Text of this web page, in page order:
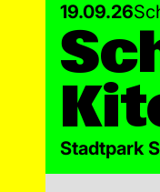
19.09.26
Stadtpark